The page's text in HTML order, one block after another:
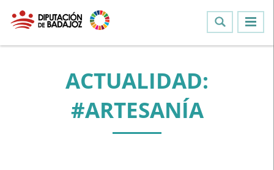
ACTUALIDAD:
#ARTESANÍA